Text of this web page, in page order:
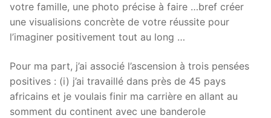
votre famille, une photo précise à faire …bref créer
une visualisions concrète de votre réussite pour
l’imaginer positivement tout au long …
Pour ma part, j’ai associé l’ascension à trois pensées
positives : (i) j’ai travaillé dans près de 45 pays
africains et je voulais finir ma carrière en allant au
somment du continent avec une banderole